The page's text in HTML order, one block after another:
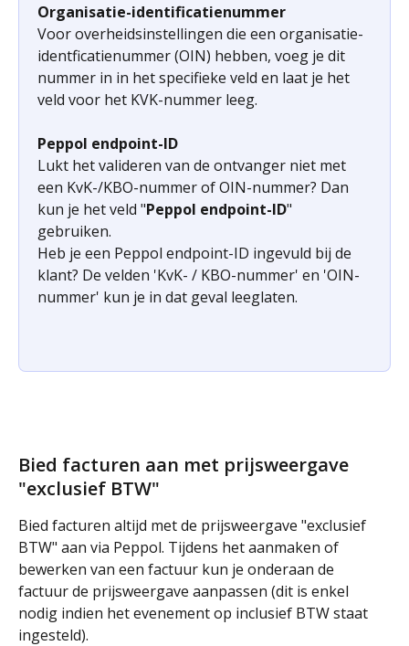
Organisatie-identificatienummer
Voor overheidsinstellingen die een organisatie-
identficatienummer (OIN) hebben, voeg je dit
nummer in in het specifieke veld en laat je het
veld voor het KVK-nummer leeg.
Peppol endpoint-ID
Lukt het valideren van de ontvanger niet met
een KvK-/KBO-nummer of OIN-nummer? Dan
kun je het veld "Peppol endpoint-ID"
gebruiken.
Heb je een Peppol endpoint-ID ingevuld bij de
klant? De velden 'KvK- / KBO-nummer' en 'OIN-
nummer' kun je in dat geval leeglaten.
Bied facturen aan met prijsweergave
"exclusief BTW"
Bied facturen altijd met de prijsweergave "exclusief
BTW" aan via Peppol. Tijdens het aanmaken of
bewerken van een factuur kun je onderaan de
factuur de prijsweergave aanpassen (dit is enkel
nodig indien het evenement op inclusief BTW staat
ingesteld).